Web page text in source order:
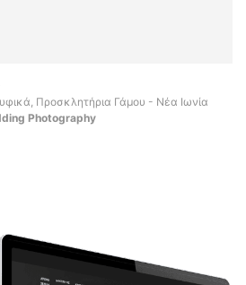
Προσκλητήρια Γάμου - Νέα Ιωνία
Photography